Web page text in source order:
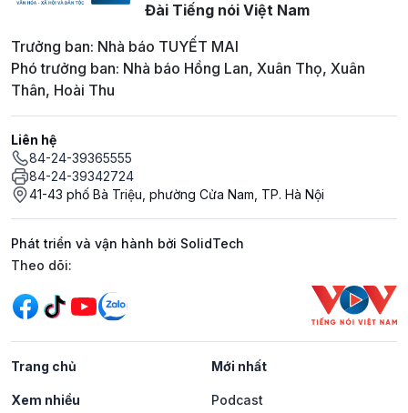
Đài Tiếng nói Việt Nam
Trưởng ban: Nhà báo TUYẾT MAI
Phó trưởng ban: Nhà báo Hồng Lan, Xuân Thọ, Xuân
Thân, Hoài Thu
Liên hệ
84-24-39365555
84-24-39342724
41-43 phố Bà Triệu, phường Cửa Nam, TP. Hà Nội
Phát triển và vận hành bởi SolidTech
Mạng xã hội
Theo dõi:
Trang chủ Mới nhất
Xem nhiều Podcast